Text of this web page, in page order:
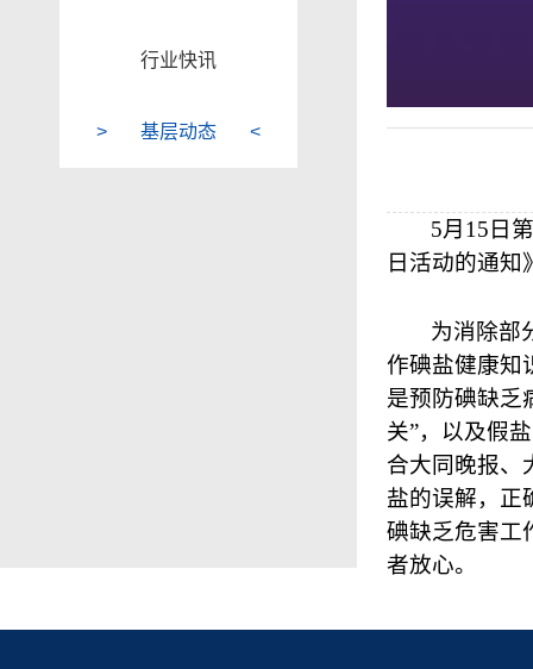
行业快讯
基层动态
5月 15 日
日活动的通
为消除部
作碘盐健康知
是预防碘缺乏
关”，以及假
合大同晚报、
盐的误解，正
碘缺乏危害工
者放心。